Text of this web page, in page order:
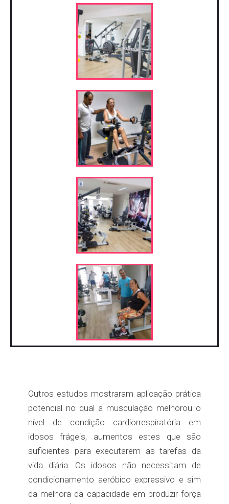
Outros estudos mostraram aplicação prática
potencial no qual a musculação melhorou o
nível de condição cardiorrespiratória em
idosos frágeis, aumentos estes que são
suficientes para executarem as tarefas da
vida diária. Os idosos não necessitam de
condicionamento aeróbico expressivo e sim
da melhora da capacidade em produzir força